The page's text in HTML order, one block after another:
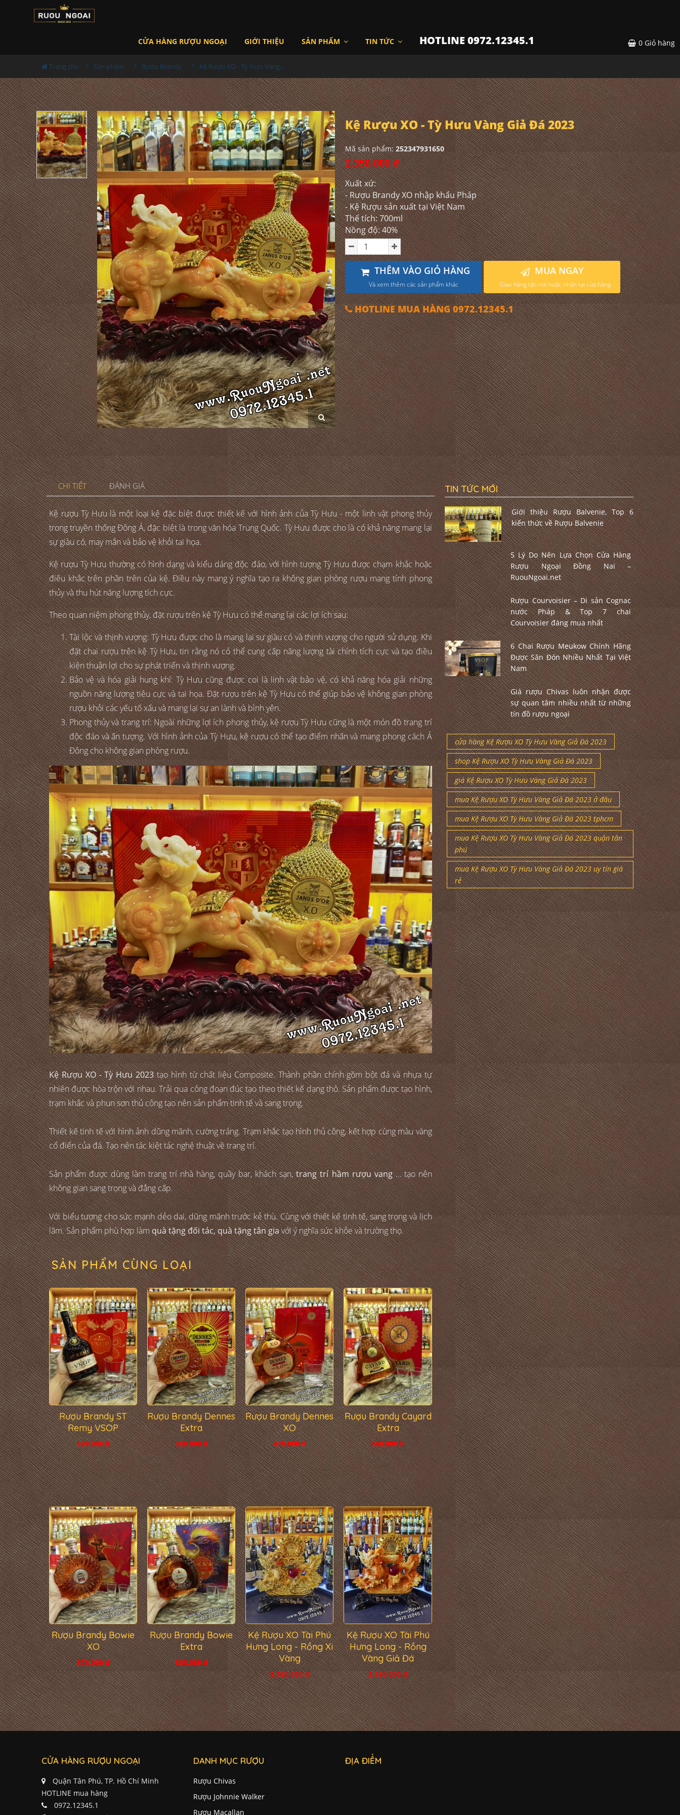
CỬA HÀNG RƯỢU NGOẠI GIỚI THIỆU SẢN PHẨM TIN TỨC HOTLINE 0972.12345.1 0 Giỏ hàng
Trang chủ Sản phẩm Rượu Brandy Kệ Rượu XO - Tỳ Hưu Vàng Giả Đá 2023
Kệ Rượu XO - Tỳ Hưu Vàng Giả Đá 2023
Mã sản phẩm:252347931650
2.350.000 đ
Xuất xứ:
- Rượu Brandy XO nhập khẩu Pháp
- Kệ Rượu sản xuất tại Việt Nam
Thể tích: 700ml
Nồng độ: 40%
THÊM VÀO GIỎ HÀNG
Và xem thêm các sản phẩm khác
MUA NGAY
Giao hàng tận nơi hoặc nhận tại cửa hàng
HOTLINE MUA HÀNG 0972.12345.1
CHI TIẾT ĐÁNH GIÁ
Kệ rượu Tỳ Hưu là một loại kệ đặc biệt được thiết kế với hình ảnh của Tỳ Hưu - một linh vật phong thủy
trong truyền thống Đông Á, đặc biệt là trong văn hóa Trung Quốc. Tỳ Hưu được cho là có khả năng mang lại
sự giàu có, may mắn và bảo vệ khỏi tai họa.
Kệ rượu Tỳ Hưu thường có hình dạng và kiểu dáng độc đáo, với hình tượng Tỳ Hưu được chạm khắc hoặc
điêu khắc trên phần trên của kệ. Điều này mang ý nghĩa tạo ra không gian phòng rượu mang tính phong
thủy và thu hút năng lượng tích cực.
Theo quan niệm phong thủy, đặt rượu trên kệ Tỳ Hưu có thể mang lại các lợi ích sau:
Tài lộc và thịnh vượng: Tỳ Hưu được cho là mang lại sự giàu có và thịnh vượng cho người sử dụng. Khi
đặt chai rượu trên kệ Tỳ Hưu, tin rằng nó có thể cung cấp năng lượng tài chính tích cực và tạo điều
kiện thuận lợi cho sự phát triển và thịnh vượng.
Bảo vệ và hóa giải hung khí: Tỳ Hưu cũng được coi là linh vật bảo vệ, có khả năng hóa giải những
nguồn năng lượng tiêu cực và tai họa. Đặt rượu trên kệ Tỳ Hưu có thể giúp bảo vệ không gian phòng
rượu khỏi các yếu tố xấu và mang lại sự an lành và bình yên.
Phong thủy và trang trí: Ngoài những lợi ích phong thủy, kệ rượu Tỳ Hưu cũng là một món đồ trang trí
độc đáo và ấn tượng. Với hình ảnh của Tỳ Hưu, kệ rượu có thể tạo điểm nhấn và mang phong cách Á
Đông cho không gian phòng rượu.
Kệ Rượu XO - Tỳ Hưu 2023tạo hình từ chất liệu Composite. Thành phần chính gồm bột đá và nhựa tự
nhiên được hòa trộn với nhau. Trải qua công đoạn đúc tạo theo thiết kế dạng thô. Sản phẩm được tạo hình,
trạm khắc và phun sơn thủ công tạo nên sản phẩm tinh tế và sang trọng.
Thiết kế tinh tế với hình ảnh dũng mãnh, cường tráng. Trạm khắc tạo hình thủ công, kết hợp cùng màu vàng
cổ điển của đá. Tạo nên tác kiệt tác nghệ thuật về trang trí.
Sản phẩm được dùng làm trang trí nhà hàng, quầy bar, khách sạn,trang trí hầm rượu vang… tạo nên
không gian sang trọng và đẳng cấp.
Với biểu tượng cho sức mạnh dẻo dai, dũng mãnh trước kẻ thù. Cùng với thiết kế tinh tế, sang trọng và lịch
lãm. Sản phẩm phù hợp làmquà tặng đối tác, quà tặng tân giavới ý nghĩa sức khỏe và trường thọ.
SẢN PHẨM CÙNG LOẠI
Rượu Brandy ST
Remy VSOP
600.000 đ
Rượu Brandy Dennes
Extra
580.000 đ
Rượu Brandy Dennes
XO
470.000 đ
Rượu Brandy Cayard
Extra
550.000 đ
Rượu Brandy Bowie
XO
570.000 đ
Rượu Brandy Bowie
Extra
600.000 đ
Kệ Rượu XO Tài Phú
Hưng Long - Rồng Xi
Vàng
2.150.000 đ
Kệ Rượu XO Tài Phú
Hưng Long - Rồng
Vàng Giả Đá
2.150.000 đ
TIN TỨC MỚI
Giới thiệu Rượu Balvenie, Top 6
kiến thức về Rượu Balvenie
5 Lý Do Nên Lựa Chọn Cửa Hàng
Rượu Ngoại Đồng Nai –
RuouNgoai.net
Rượu Courvoisier – Di sản Cognac
nước Pháp & Top 7 chai
Courvoisier đáng mua nhất
6 Chai Rượu Meukow Chính Hãng
Được Săn Đón Nhiều Nhất Tại Việt
Nam
Giá rượu Chivas luôn nhận được
sự quan tâm nhiều nhất từ những
tín đồ rượu ngoại
cửa hàng Kệ Rượu XO Tỳ Hưu Vàng Giả Đá 2023
shop Kệ Rượu XO Tỳ Hưu Vàng Giả Đá 2023
giá Kệ Rượu XO Tỳ Hưu Vàng Giả Đá 2023
mua Kệ Rượu XO Tỳ Hưu Vàng Giả Đá 2023 ở đâu
mua Kệ Rượu XO Tỳ Hưu Vàng Giả Đá 2023 tphcm
mua Kệ Rượu XO Tỳ Hưu Vàng Giả Đá 2023 quận tân
phú
mua Kệ Rượu XO Tỳ Hưu Vàng Giả Đá 2023 uy tín giá
rẻ
CỬA HÀNG RƯỢU NGOẠI
Quận Tân Phú, TP. Hồ Chí Minh
HOTLINE mua hàng
0972.12345.1
DANH MỤC RƯỢU
Rượu Chivas
Rượu Johnnie Walker
Rượu Macallan
ĐỊA ĐIỂM